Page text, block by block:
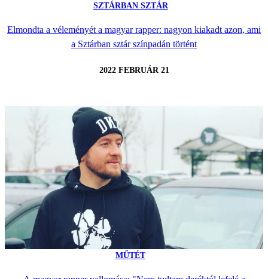
SZTÁRBAN SZTÁR
Elmondta a véleményét a magyar rapper: nagyon kiakadt azon, ami
a Sztárban sztár színpadán történt
2022 FEBRUÁR 21
MŰTÉT